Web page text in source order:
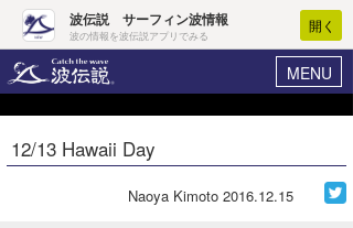
波伝説 サーフィン波情報
波の情報を波伝説アプリでみる
開く
MENU
ヘルプ マイホーム
ログイン
12/13 Hawaii Day
Naoya Kimoto 2016.12.15
Core Surf Japan